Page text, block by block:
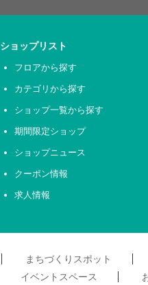
ショップリスト
フロアから探す
カテゴリから探す
ショップ一覧から探す
期間限定ショップ
ショップニュース
クーポン情報
求人情報
まちづくりスポット
イベントスペース